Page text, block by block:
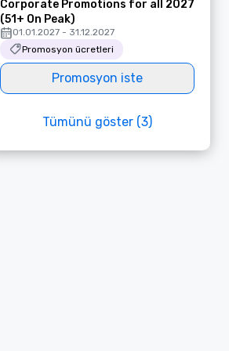
Corporate Promotions for all 2027
(51+ On Peak)
01.01.2027 - 31.12.2027
Promosyon ücretleri
Promosyon iste
Tümünü göster (3)